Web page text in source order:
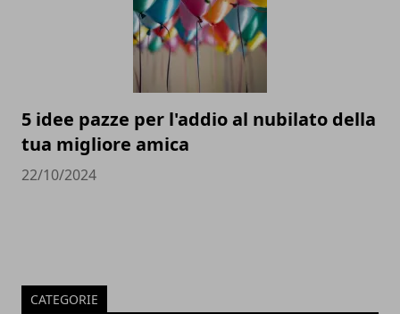
5 idee pazze per l'addio al nubilato della
tua migliore amica
22/10/2024
CATEGORIE